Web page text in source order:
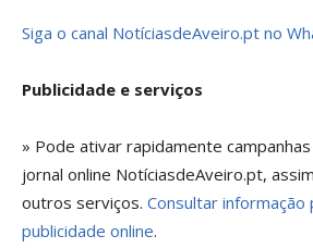
Siga o canal NotíciasdeAveiro.pt no
Publicidade e serviços
» Pode ativar rapidamente
jornal online NotíciasdeAveiro.pt,
outros serviços. Consultar informação
publicidade online.